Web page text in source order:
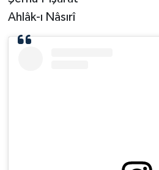
Ahlâk-ı Nâsırî
İstanbul Müftülüğü